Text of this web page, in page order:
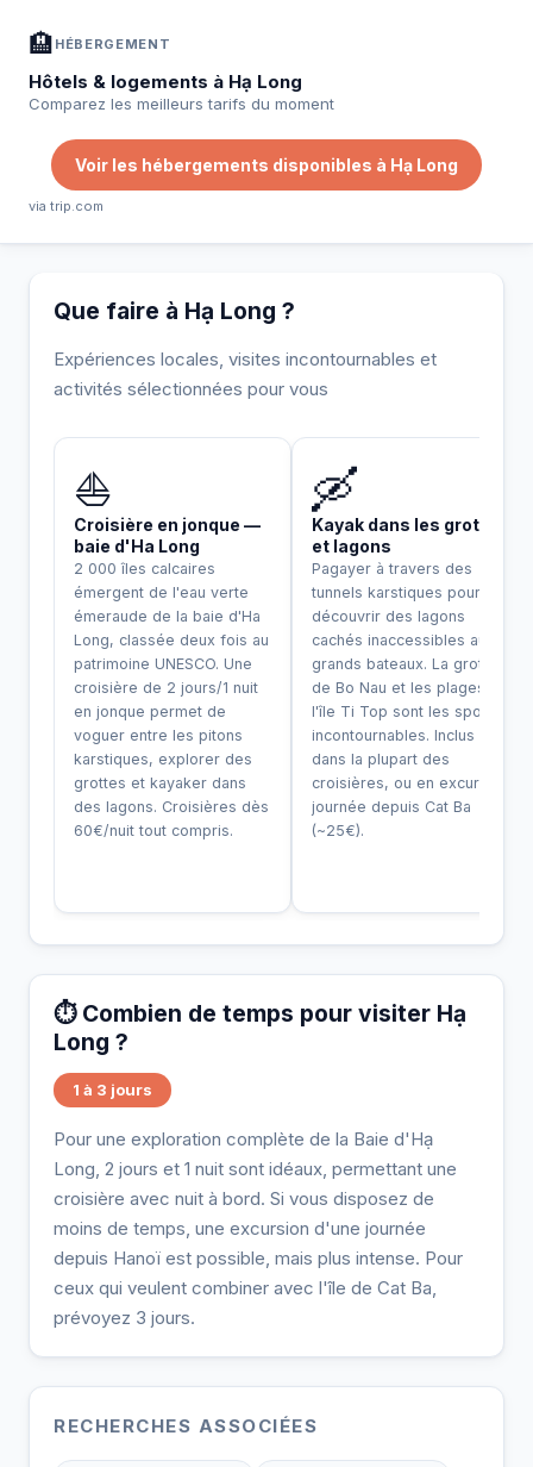
🏨 HÉBERGEMENT
Hôtels & logements à Hạ Long
Comparez les meilleurs tarifs du moment
Voir les hébergements disponibles à Hạ Long
via trip.com
Que faire à Hạ Long ?
Expériences locales, visites incontournables et
activités sélectionnées pour vous
⛵
Croisière en jonque —
baie d'Ha Long
2 000 îles calcaires
émergent de l'eau verte
émeraude de la baie d'Ha
Long, classée deux fois au
patrimoine UNESCO. Une
croisière de 2 jours/1 nuit
en jonque permet de
voguer entre les pitons
karstiques, explorer des
grottes et kayaker dans
des lagons. Croisières dès
60€/nuit tout compris.
🛶
Kayak dans les grottes
et lagons
Pagayer à travers des
tunnels karstiques pour
découvrir des lagons
cachés inaccessibles aux
grands bateaux. La grotte
de Bo Nau et les plages de
l'île Ti Top sont les spots
incontournables. Inclus
dans la plupart des
croisières, ou en excursion
journée depuis Cat Ba
(~25€).
⏱️ Combien de temps pour visiter Hạ
Long ?
1 à 3 jours
Pour une exploration complète de la Baie d'Hạ
Long, 2 jours et 1 nuit sont idéaux, permettant une
croisière avec nuit à bord. Si vous disposez de
moins de temps, une excursion d'une journée
depuis Hanoï est possible, mais plus intense. Pour
ceux qui veulent combiner avec l'île de Cat Ba,
prévoyez 3 jours.
RECHERCHES ASSOCIÉES